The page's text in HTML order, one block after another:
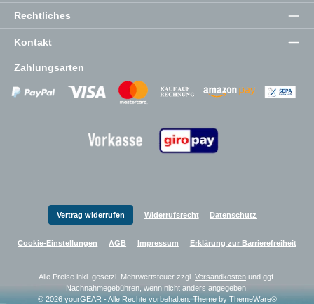
Rechtliches
Kontakt
Zahlungsarten
Zahlungsanbieter Zahlungsanbieter
Zahlungsanbieter
Vertrag widerrufen Widerrufsrecht Datenschutz
Cookie-Einstellungen AGB Impressum Erklärung zur Barrierefreiheit
Alle Preise inkl. gesetzl. Mehrwertsteuer zzgl. Versandkosten und ggf.
Nachnahmegebühren, wenn nicht anders angegeben.
© 2026 yourGEAR - Alle Rechte vorbehalten. Theme by ThemeWare®